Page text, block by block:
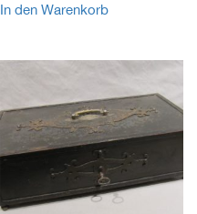
In den Warenkorb